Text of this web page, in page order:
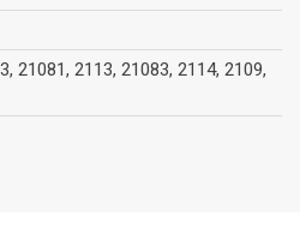
21081, 2113, 21083, 2114, 2109,